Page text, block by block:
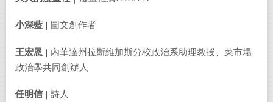
小深藍 ｜ 圖文創作者
王宏恩 ｜ 內華達州拉斯維加斯分校政治系助理教授、菜市場
政治學共同創辦人
任明信 ｜ 詩人